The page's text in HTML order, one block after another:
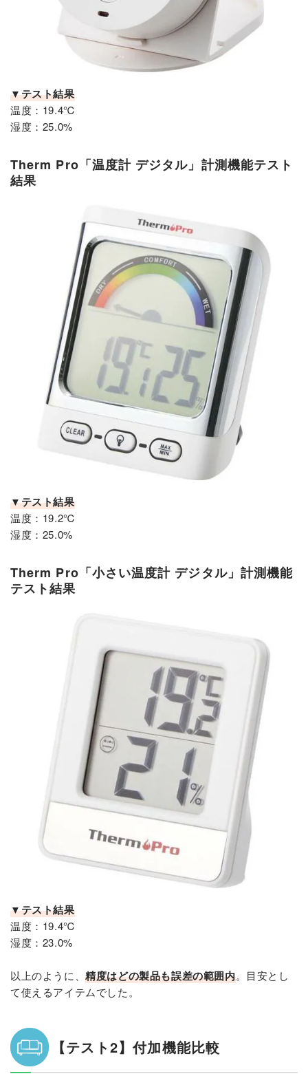
▼テスト結果
温度：19.4℃
湿度：25.0%
Therm Pro「温度計 デジタル」計測機能テスト
結果
▼テスト結果
温度：19.2℃
湿度：25.0%
Therm Pro「小さい温度計 デジタル」計測機能
テスト結果
▼テスト結果
温度：19.4℃
湿度：23.0%
以上のように、精度はどの製品も誤差の範囲内。目安とし
て使えるアイテムでした。
【テスト2】付加機能比較